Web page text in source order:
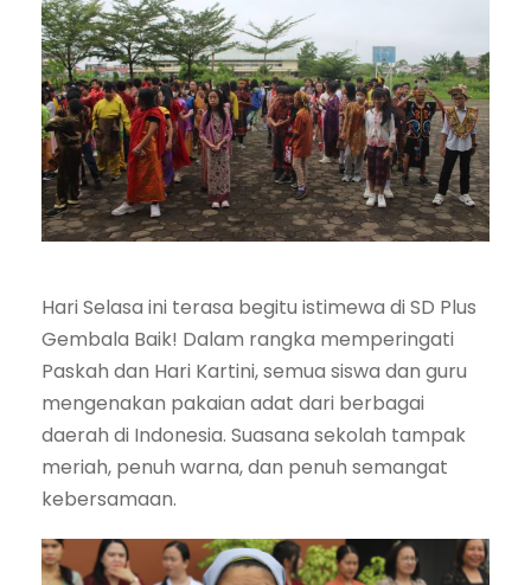
Hari Selasa ini terasa begitu istimewa di SD Plus
Gembala Baik! Dalam rangka memperingati
Paskah dan Hari Kartini, semua siswa dan guru
mengenakan pakaian adat dari berbagai
daerah di Indonesia. Suasana sekolah tampak
meriah, penuh warna, dan penuh semangat
kebersamaan.